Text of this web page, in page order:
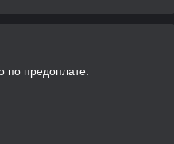
по предоплате.